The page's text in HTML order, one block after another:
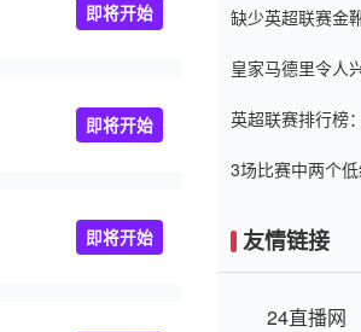
即将开始
即将开始
即将开始
窗口
缺少英超联赛金
皇家马德里令人
英超联赛排行榜
3场比赛中两个
友情链接
24直播网